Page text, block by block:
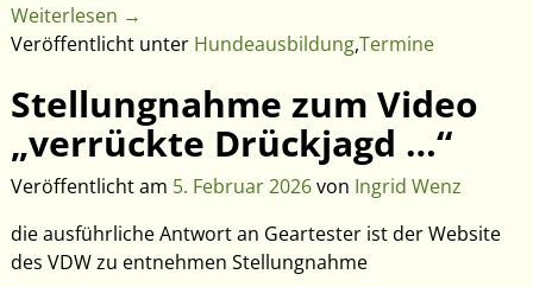
Weiterlesen →
Veröffentlicht unter Hundeausbildung,Termine
Stellungnahme zum Video
„verrückte Drückjagd …“
Veröffentlicht am 5. Februar 2026von Ingrid Wenz
die ausführliche Antwort an Geartester ist der Website
des VDW zu entnehmen Stellungnahme